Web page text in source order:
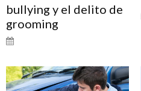
bullying y el delito de
grooming